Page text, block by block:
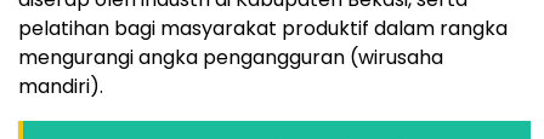
pelatihan bagi masyarakat produktif dalam rangka
mengurangi angka pengangguran (wirusaha
mandiri).